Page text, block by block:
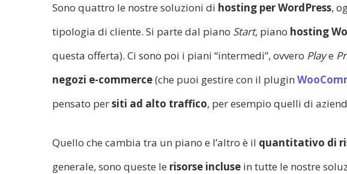
Sono quattro le nostre soluzioni di hosting per WordPress,
tipologia di cliente. Si parte dal piano Start, piano hosting
questa offerta). Ci sono poi i piani “intermedi”, ovvero Playe
negozi e-commerce(che puoi gestire con il plugin
pensato persiti ad alto traffico, per esempio quelli di
Quello che cambia tra un piano e l’altro è il quantitativo di
generale, sono queste le risorse incluse in tutte le nostre